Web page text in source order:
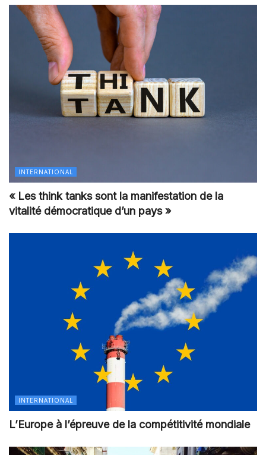
INTERNATIONAL
« Les think tanks sont la manifestation de la
vitalité démocratique d’un pays »
INTERNATIONAL
L’Europe à l’épreuve de la compétitivité mondiale